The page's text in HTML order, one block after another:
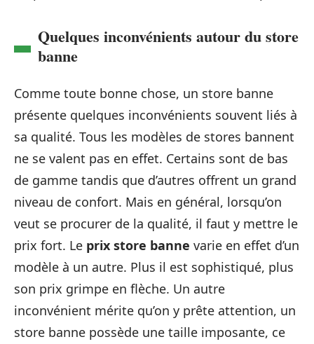
Quelques inconvénients autour du store
banne
Comme toute bonne chose, un store banne
présente quelques inconvénients souvent liés à
sa qualité. Tous les modèles de stores bannent
ne se valent pas en effet. Certains sont de bas
de gamme tandis que d’autres offrent un grand
niveau de confort. Mais en général, lorsqu’on
veut se procurer de la qualité, il faut y mettre le
prix fort. Le prix store banne varie en effet d’un
modèle à un autre. Plus il est sophistiqué, plus
son prix grimpe en flèche. Un autre
inconvénient mérite qu’on y prête attention, un
store banne possède une taille imposante, ce